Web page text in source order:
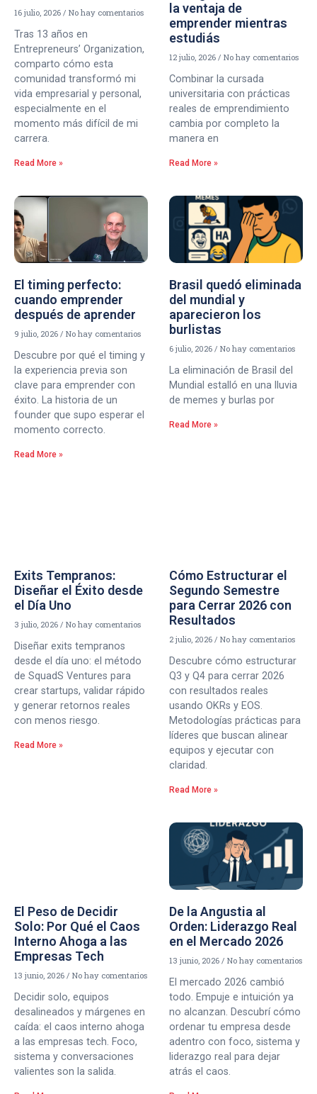
16 julio, 2026 No hay comentarios
Tras 13 años en
Entrepreneurs’ Organization,
comparto cómo esta
comunidad transformó mi
vida empresarial y personal,
especialmente en el
momento más difícil de mi
carrera.
Read More »
la ventaja de
emprender mientras
estudiás
12 julio, 2026 No hay comentarios
Combinar la cursada
universitaria con prácticas
reales de emprendimiento
cambia por completo la
manera en
Read More »
El timing perfecto:
cuando emprender
después de aprender
9 julio, 2026 No hay comentarios
Descubre por qué el timing y
la experiencia previa son
clave para emprender con
éxito. La historia de un
founder que supo esperar el
momento correcto.
Read More »
Brasil quedó eliminada
del mundial y
aparecieron los
burlistas
6 julio, 2026 No hay comentarios
La eliminación de Brasil del
Mundial estalló en una lluvia
de memes y burlas por
Read More »
Exits Tempranos:
Diseñar el Éxito desde
el Día Uno
3 julio, 2026 No hay comentarios
Diseñar exits tempranos
desde el día uno: el método
de SquadS Ventures para
crear startups, validar rápido
y generar retornos reales
con menos riesgo.
Read More »
Cómo Estructurar el
Segundo Semestre
para Cerrar 2026 con
Resultados
2 julio, 2026 No hay comentarios
Descubre cómo estructurar
Q3 y Q4 para cerrar 2026
con resultados reales
usando OKRs y EOS.
Metodologías prácticas para
líderes que buscan alinear
equipos y ejecutar con
claridad.
Read More »
El Peso de Decidir
Solo: Por Qué el Caos
Interno Ahoga a las
Empresas Tech
13 junio, 2026 No hay comentarios
Decidir solo, equipos
desalineados y márgenes en
caída: el caos interno ahoga
a las empresas tech. Foco,
sistema y conversaciones
valientes son la salida.
De la Angustia al
Orden: Liderazgo Real
en el Mercado 2026
13 junio, 2026 No hay comentarios
El mercado 2026 cambió
todo. Empuje e intuición ya
no alcanzan. Descubrí cómo
ordenar tu empresa desde
adentro con foco, sistema y
liderazgo real para dejar
atrás el caos.